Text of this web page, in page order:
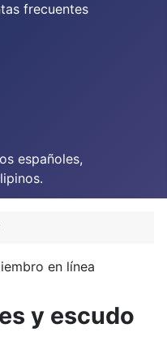
frecuentes
españoles,
en línea
y escudo